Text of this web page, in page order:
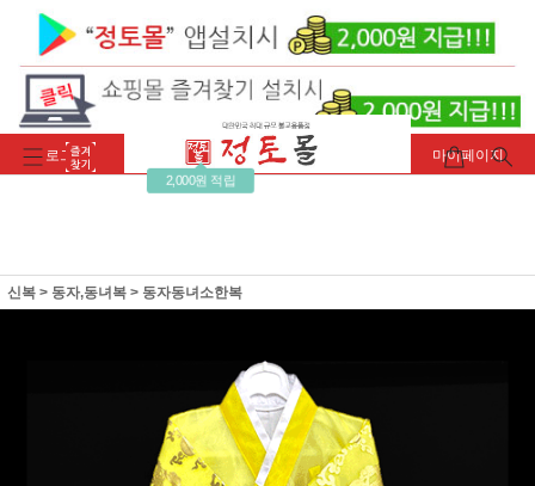
로그인 회원가입
2,000원 적립
주문조회 마이페이지
신복 > 동자,동녀복 > 동자동녀소한복